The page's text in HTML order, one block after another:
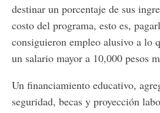
destinar un porcentaje de sus
costo del programa, esto es,
consiguieron empleo alusivo a lo
un salario mayor a 10,000 pesos
Un financiamiento educativo,
seguridad, becas y proyección